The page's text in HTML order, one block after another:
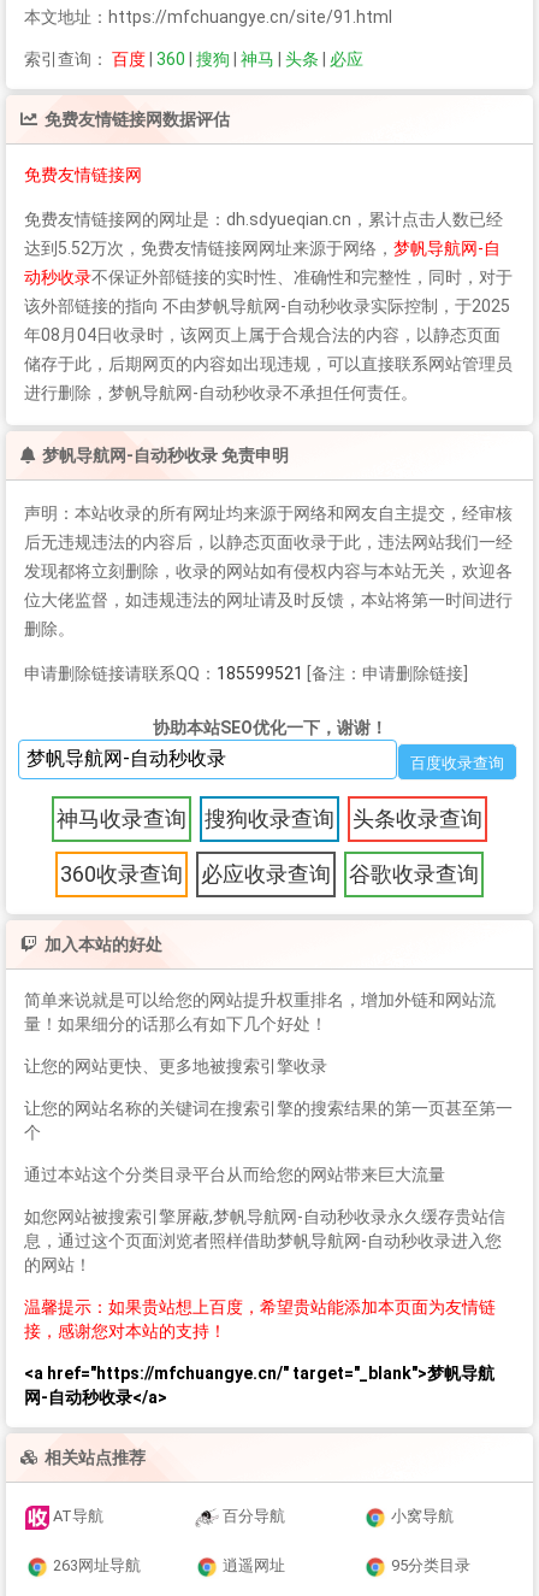
本文地址：https://mfchuangye.cn/site/91.html
索引查询： 百度 360 搜狗 神马 头条 必应
免费友情链接网数据评估
免费友情链接网
免费友情链接网的网址是：dh.sdyueqian.cn，累计点击人数已经
达到5.52万次， 免费友情链接网 网址来源于网络， 梦帆导航网-自
动秒收录不保证外部链接的实时性、准确性和完整性，同时，对于
该外部链接的指向 不由梦帆导航网-自动秒收录实际控制，于2025
年08月04日收录时，该网页上属于合规合法的内容，以静态页面
储存于此，后期网页的内容如出现违规，可以直接联系网站管理员
进行删除，梦帆导航网-自动秒收录不承担任何责任。
梦帆导航网-自动秒收录 免责申明
声明：本站收录的所有网址均来源于网络和网友自主提交，经审核
后无违规违法的内容后，以静态页面收录于此，违法网站我们一经
发现都将立刻删除，收录的网站如有侵权内容与本站无关，欢迎各
位大佬监督，如违规违法的网址请及时反馈，本站将第一时间进行
删除。
申请删除链接请联系QQ： 185599521 [备注：申请删除链接]
协助本站SEO优化一下，谢谢！
神马收录查询 搜狗收录查询 头条收录查询
360收录查询 必应收录查询 谷歌收录查询
加入本站的好处
简单来说就是可以给您的网站提升权重排名，增加外链和网站流
量！如果细分的话那么有如下几个好处！
让您的网站更快、更多地被搜索引擎收录
让您的网站名称的关键词在搜索引擎的搜索结果的第一页甚至第一
个
通过本站这个分类目录平台从而给您的网站带来巨大流量
如您网站被搜索引擎屏蔽,梦帆导航网-自动秒收录永久缓存贵站信
息，通过这个页面浏览者照样借助梦帆导航网-自动秒收录进入您
的网站！
温馨提示：如果贵站想上百度，希望贵站能添加本页面为友情链
接，感谢您对本站的支持！
<a href="https://mfchuangye.cn/" target="_blank">梦帆导航
网-自动秒收录</a>
相关站点推荐
AT导航 百分导航 小窝导航
263网址导航 逍遥网址 95分类目录